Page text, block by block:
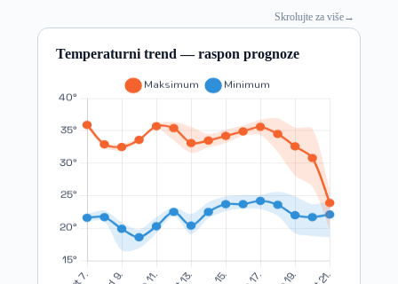
Skrolujte za više→
Temperaturni trend — raspon prognoze